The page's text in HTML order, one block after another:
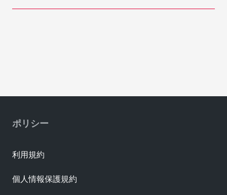
ポリシー
利用規約
個人情報保護規約